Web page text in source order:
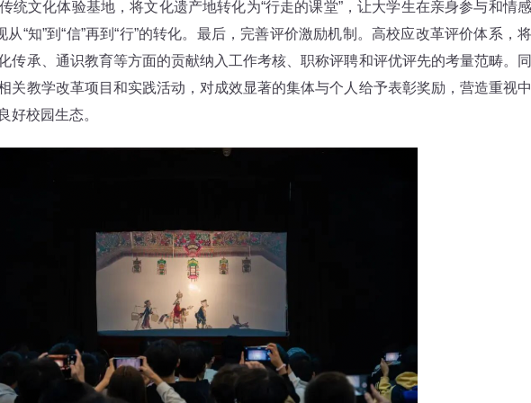
统文化体验基地，将文化遗产地转化为“行走的课堂”，让大学生在亲身参与和情感
从“知”到“信”再到“行”的转化。最后，完善评价激励机制。高校应改革评价体系，将
传承、通识教育等方面的贡献纳入工作考核、职称评聘和评优评先的考量范畴。同
关教学改革项目和实践活动，对成效显著的集体与个人给予表彰奖励，营造重视中
好校园生态。